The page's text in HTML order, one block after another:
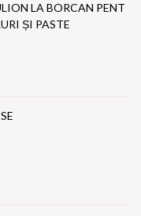
LA BORCAN PENT
ȘI PASTE